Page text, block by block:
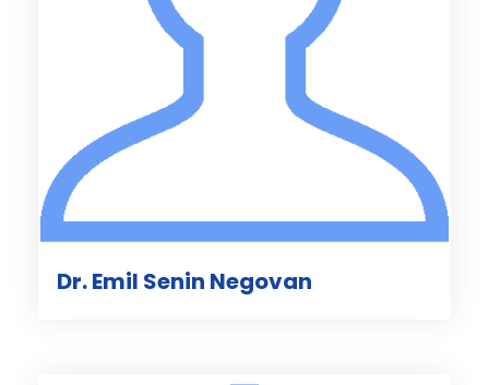
Dr. Emil Senin Negovan